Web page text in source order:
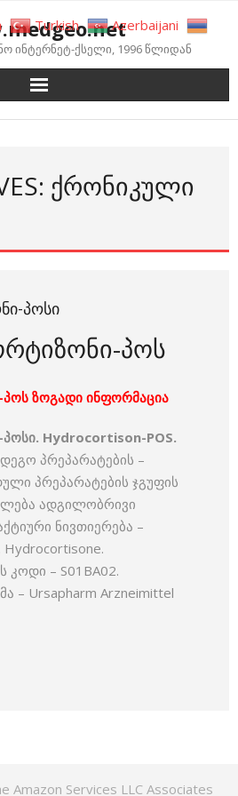
ინტერნეტ-ქსელი, 1996 წლიდან
ᲥᲠᲝᲜᲘᲙᲣᲚᲘ
ᲞᲝᲡᲘ
პოს
ზოგადი ინფორმაცია
Hydrocortison-POS.
პრეპარატების –
პრეპარატების ჯგუფის
ადგილობრივი
ნივთიერება –
. Hydrocortisone.
კოდი – S01BA02.
– Ursapharm Arzneimittel
Amazon Services LLC Associates
Turkish
Azerbaijani